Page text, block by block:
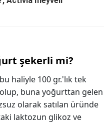
şekerli mi?
haliyle 100 gr.'lık tek
buna yoğurttan gelen
olarak satılan üründe
laktozun glikoz ve